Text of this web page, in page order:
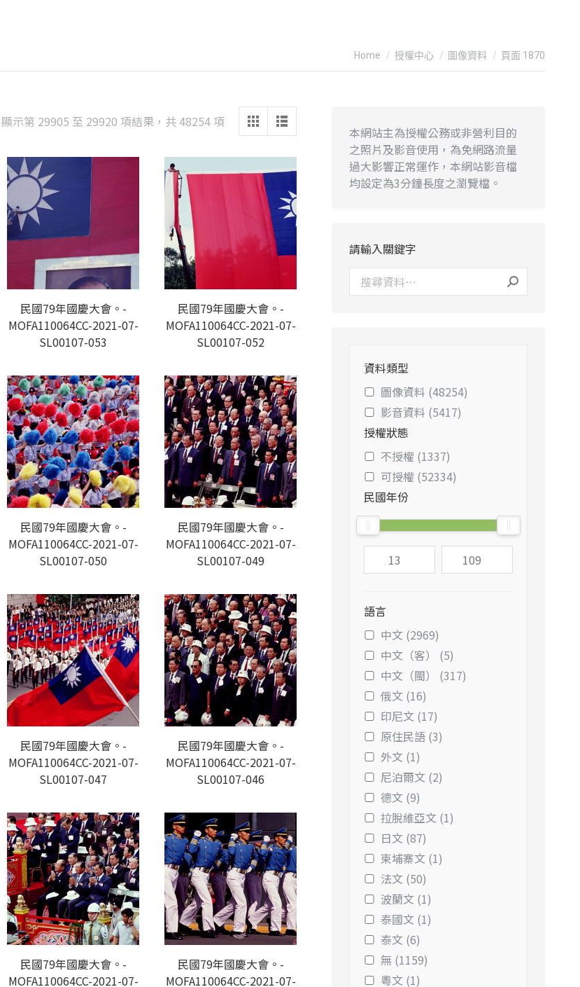
You are here:
Home 授權中心 圖像資料 頁面 1870
顯示第 29905 至 29920 項結果，共 48254 項 Sorted
latest
民國79年國慶大會。-
MOFA110064CC-2021-07-
SL00107-053
民國79年國慶大會。-
MOFA110064CC-2021-07-
SL00107-052
民國79年國慶大會。-
MOFA110064CC-2021-07-
SL00107-050
民國79年國慶大會。-
MOFA110064CC-2021-07-
SL00107-049
民國79年國慶大會。-
MOFA110064CC-2021-07-
SL00107-047
民國79年國慶大會。-
MOFA110064CC-2021-07-
SL00107-046
民國79年國慶大會。-
MOFA110064CC-2021-07-
民國79年國慶大會。-
MOFA110064CC-2021-07-
本網站主為授權公務或非營利目的
之照片及影音使用，為免網路流量
過大影響正常運作，本網站影音檔
均設定為3分鐘長度之瀏覽檔。
請輸入關鍵字
資料類型
圖像資料 (48254)
影音資料 (5417)
授權狀態
不授權 (1337)
可授權 (52334)
民國年份
語言
中文 (2969)
中文（客） (5)
中文（閩） (317)
俄文 (16)
印尼文 (17)
原住民語 (3)
外文 (1)
尼泊爾文 (2)
德文 (9)
拉脫維亞文 (1)
日文 (87)
柬埔寨文 (1)
法文 (50)
波蘭文 (1)
泰國文 (1)
泰文 (6)
無 (1159)
粵文 (1)